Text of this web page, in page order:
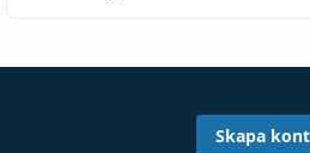
Skapa